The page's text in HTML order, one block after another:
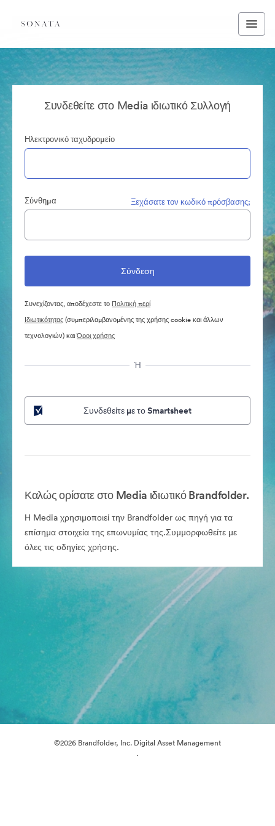
Συνδεθείτε στο Media ιδιωτικό Συλλογή
Ηλεκτρονικό ταχυδρομείο
Σύνθημα Ξεχάσατε τον κωδικό πρόσβασης;
Συνεχίζοντας, αποδέχεστε το Πολιτική περί
Ιδιωτικότητας(συμπεριλαμβανομένης της χρήσης cookie και άλλων
τεχνολογιών) καιΌροι χρήσης
Ή
Συνδεθείτε με το Smartsheet
Καλώς ορίσατε στο Media ιδιωτικό Brandfolder.
Η Media χρησιμοποιεί την Brandfolder ως πηγή για τα
επίσημα στοιχεία της επωνυμίας της.Συμμορφωθείτε με
όλες τις οδηγίες χρήσης.
©2026 Brandfolder, Inc. Digital Asset Management
·